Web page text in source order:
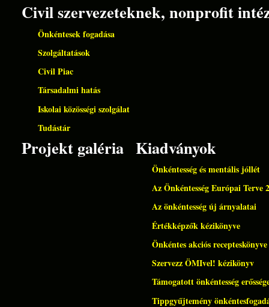
Civil szervezeteknek, nonprofit
Önkéntesek fogadása
Szolgáltatások
Civil Piac
Társadalmi hatás
Iskolai közösségi szolgálat
Tudástár
Projekt galéria Kiadványok
Önkéntesség és mentális jóllét
Az Önkéntesség Európai Terve
Az önkéntesség új árnyalatai
Értékképzők kézikönyve
Önkéntes akciós recepteskönyve
Szervezz ÖMIvel! kézikönyv
Támogatott önkéntesség
Tippgyűjtemény